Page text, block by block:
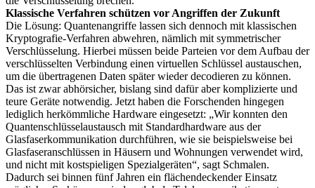
Klassische Verfahren schützen vor Angriffen der Zukunft
Die Lösung: Quantenangriffe lassen sich dennoch mit klassischen
Kryptografie-Verfahren abwehren, nämlich mit symmetrischer
Verschlüsselung. Hierbei müssen beide Parteien vor dem Aufbau der
verschlüsselten Verbindung einen virtuellen Schlüssel austauschen,
um die übertragenen Daten später wieder decodieren zu können.
Das ist zwar abhörsicher, bislang sind dafür aber komplizierte und
teure Geräte notwendig. Jetzt haben die Forschenden hingegen
lediglich herkömmliche Hardware eingesetzt: „Wir konnten den
Quantenschlüsselaustausch mit Standardhardware aus der
Glasfaserkommunikation durchführen, wie sie beispielsweise bei
Glasfaseranschlüssen in Häusern und Wohnungen verwendet wird,
und nicht mit kostspieligen Spezialgeräten“, sagt Schmalen.
Dadurch sei binnen fünf Jahren ein flächendeckender Einsatz